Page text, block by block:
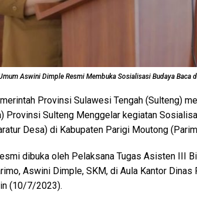
Aswini Dimple Resmi Membuka Sosialisasi Budaya Baca
Provinsi Sulawesi Tengah (Sulteng)
Provinsi Sulteng Menggelar kegiatan
Desa) di Kabupaten Parigi Moutong
dibuka oleh Pelaksana Tugas Asisten III
Aswini Dimple, SKM, di Aula Kantor Dinas
(10/7/2023).